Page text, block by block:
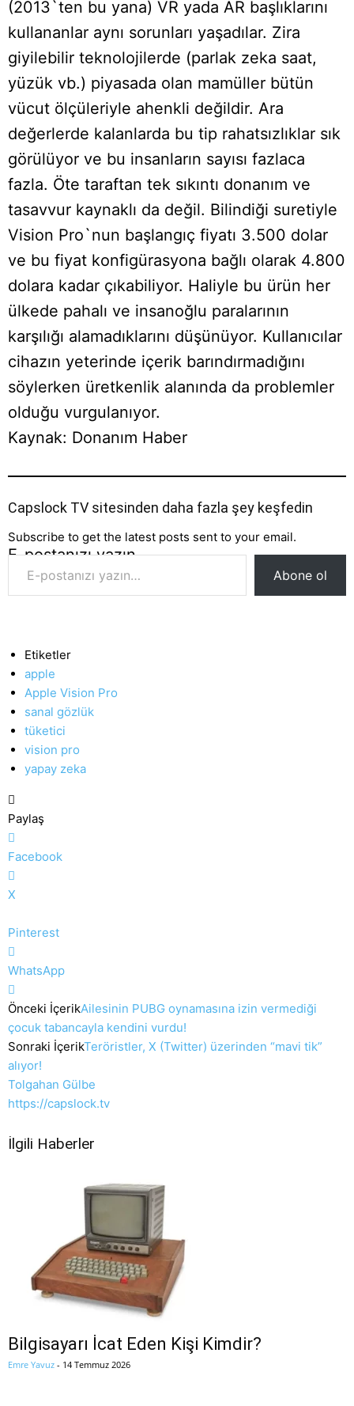
(2013`ten bu yana) VR yada AR başlıklarını
kullananlar aynı sorunları yaşadılar. Zira
giyilebilir teknolojilerde (parlak zeka saat,
yüzük vb.) piyasada olan mamüller bütün
vücut ölçüleriyle ahenkli değildir. Ara
değerlerde kalanlarda bu tip rahatsızlıklar sık
görülüyor ve bu insanların sayısı fazlaca
fazla. Öte taraftan tek sıkıntı donanım ve
tasavvur kaynaklı da değil. Bilindiği suretiyle
Vision Pro`nun başlangıç fiyatı 3.500 dolar
ve bu fiyat konfigürasyona bağlı olarak 4.800
dolara kadar çıkabiliyor. Haliyle bu ürün her
ülkede pahalı ve insanoğlu paralarının
karşılığı alamadıklarını düşünüyor. Kullanıcılar
cihazın yeterinde içerik barındırmadığını
söylerken üretkenlik alanında da problemler
olduğu vurgulanıyor.
Kaynak: Donanım Haber
Capslock TV sitesinden daha fazla şey keşfedin
Subscribe to get the latest posts sent to your email.
E-postanızı yazın…
Abone ol
Etiketler
apple
Apple Vision Pro
sanal gözlük
tüketici
vision pro
yapay zeka
Paylaş
Facebook
X
Pinterest
WhatsApp
Önceki İçerikAilesinin PUBG oynamasına izin vermediği
çocuk tabancayla kendini vurdu!
Sonraki İçerikTeröristler, X (Twitter) üzerinden “mavi tik”
alıyor!
Tolgahan Gülbe
https://capslock.tv
İlgili Haberler
Bilgisayarı İcat Eden Kişi Kimdir?
Emre Yavuz - 14 Temmuz 2026